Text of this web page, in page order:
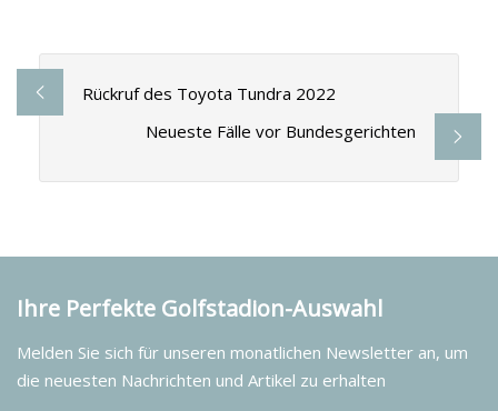
Rückruf des Toyota Tundra 2022
Neueste Fälle vor Bundesgerichten
Ihre Perfekte Golfstadion-Auswahl
Melden Sie sich für unseren monatlichen Newsletter an, um
die neuesten Nachrichten und Artikel zu erhalten